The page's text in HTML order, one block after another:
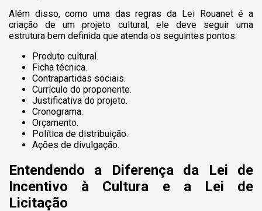
Além disso, como uma das regras da Lei Rouanet é a
criação de um projeto cultural, ele deve seguir uma
estrutura bem definida que atenda os seguintes pontos:
Produto cultural.
Ficha técnica.
Contrapartidas sociais.
Currículo do proponente.
Justificativa do projeto.
Cronograma.
Orçamento.
Política de distribuição.
Ações de divulgação.
Entendendo a Diferença da Lei de
Incentivo à Cultura e a Lei de
Licitação